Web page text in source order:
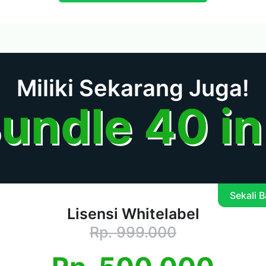
Miliki Sekarang Juga!
40 in
Sekali
Lisensi Whitelabel
Rp. 999.000